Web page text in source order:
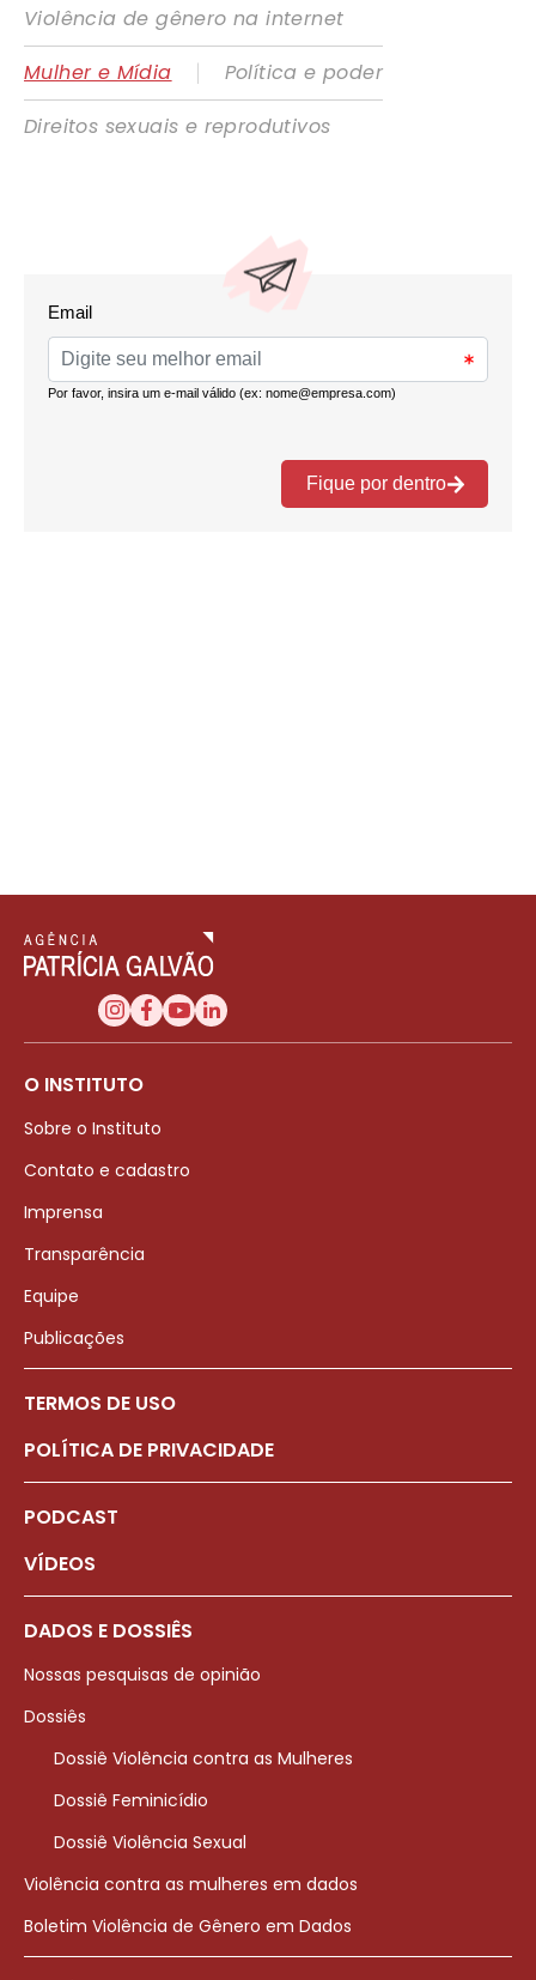
Violência de gênero na internet
Mulher e Mídia
|
Política e poder
Direitos sexuais e reprodutivos
O INSTITUTO
Sobre o Instituto
Contato e cadastro
Imprensa
Transparência
Equipe
Publicações
TERMOS DE USO
POLÍTICA DE PRIVACIDADE
PODCAST
VÍDEOS
DADOS E DOSSIÊS
Nossas pesquisas de opinião
Dossiês
Dossiê Violência contra as Mulheres
Dossiê Feminicídio
Dossiê Violência Sexual
Violência contra as mulheres em dados
Boletim Violência de Gênero em Dados